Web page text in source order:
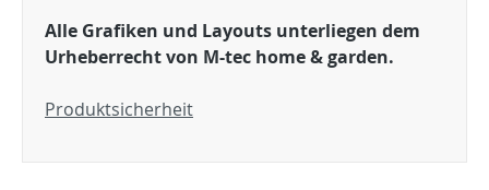
Alle Grafiken und Layouts unterliegen dem
Urheberrecht von M-tec home & garden.
Produktsicherheit